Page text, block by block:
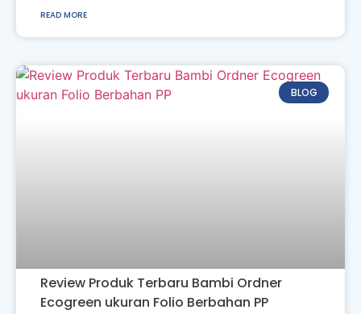
READ MORE
BLOG
Review Produk Terbaru Bambi Ordner
Ecogreen ukuran Folio Berbahan PP